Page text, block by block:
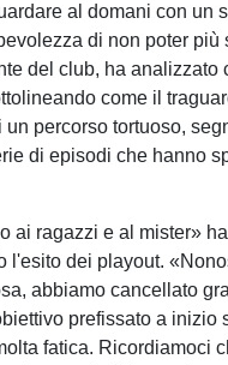
al domani con un
di non poter più
del club, ha analizzato
come il
percorso tortuoso,
di episodi che hanno
ai ragazzi e al mister»
l'esito dei playout.
abbiamo cancellato
prefissato a inizio
fatica. Ricordiamoci